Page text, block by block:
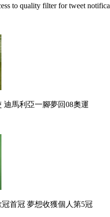
to quality filter for tweet
迪馬利亞一腳夢回08奧運
歐冠首冠 夢想收獲個人第5冠